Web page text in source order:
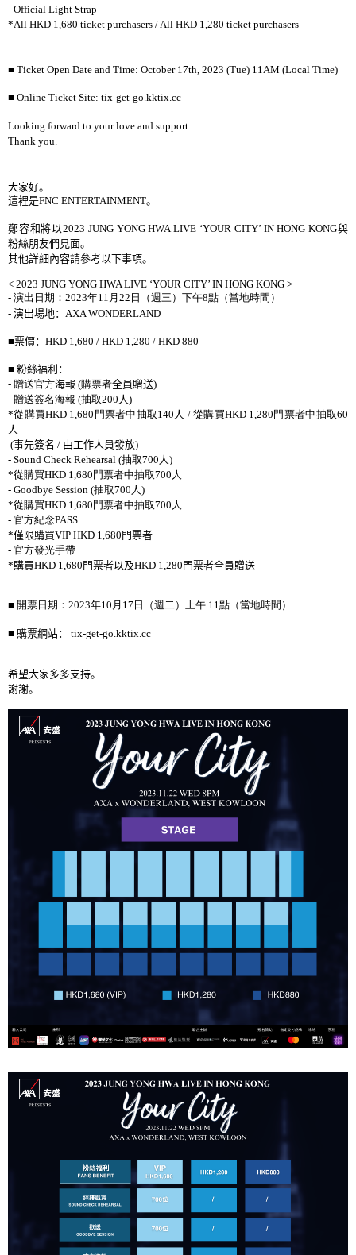
- Official Light Strap
*All HKD 1,680 ticket purchasers / All HKD 1,280 ticket purchasers
■ Ticket Open Date and Time: October 17th, 2023 (Tue) 11AM (Local Time)
■ Online Ticket Site: tix-get-go.kktix.cc
Looking forward to your love and support.
Thank you.
大家好。
這裡是FNC ENTERTAINMENT。
鄭容和將以 2023 JUNG YONG HWA LIVE ‘YOUR CITY’ IN HONG KONG與
粉絲朋友們見面。
其他詳細內容請參考以下事項。
< 2023 JUNG YONG HWA LIVE ‘YOUR CITY’ IN HONG KONG >
- 演出日期： 2023年11 月22 日（週三）下午8點（當地時間）
- 演出場地： AXA WONDERLAND
■票價： HKD 1,680 / HKD 1,280 / HKD 880
■ 粉絲福利：
- 贈送官方海報 (購票者全員贈送)
- 贈送簽名海報 (抽取200 人 )
*從購買HKD 1,680 門票者中抽取140 人 /從購買HKD 1,280門票者中抽取60
人
(事先簽名 / 由工作人員發放)
- Sound Check Rehearsal (抽取700 人 )
*從購買HKD 1,680門票者中抽取700 人
- Goodbye Session (抽取700 人 )
*從購買HKD 1,680門票者中抽取700 人
- 官方紀念PASS
*僅限購買VIP HKD 1,680門票者
- 官方發光手帶
*購買HKD 1,680門票者以及HKD 1,280門票者全員贈送
■ 開票日期： 2023年10 月 17 日（週二）上午 11 點（當地時間）
■ 購票網站： tix-get-go.kktix.cc
希望大家多多支持。
謝謝。